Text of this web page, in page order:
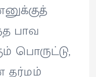
பாவ
பொருட்டு,
தர்மம்